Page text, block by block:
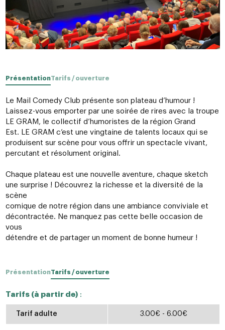
PrésentationTarifs / ouverture
Le Mail Comedy Club présente son plateau d’humour !
Laissez-vous emporter par une soirée de rires avec la troupe
LE GRAM, le collectif d’humoristes de la région Grand
Est. LE GRAM c’est une vingtaine de talents locaux qui se
produisent sur scène pour vous offrir un spectacle vivant,
percutant et résolument original.
Chaque plateau est une nouvelle aventure, chaque sketch
une surprise ! Découvrez la richesse et la diversité de la
scène
comique de notre région dans une ambiance conviviale et
décontractée. Ne manquez pas cette belle occasion de
vous
détendre et de partager un moment de bonne humeur !
PrésentationTarifs / ouverture
Tarifs (à partir de):
Tarif adulte 3.00€ - 6.00€